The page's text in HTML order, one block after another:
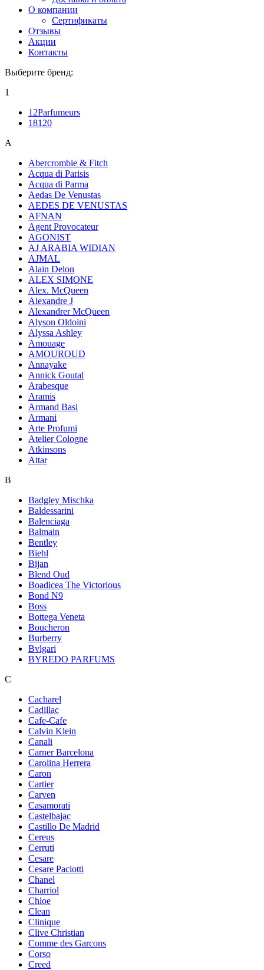
О компании
Сертификаты
Отзывы
Акции
Контакты
Выберите бренд:
1
12Parfumeurs
18120
A
Abercrombie & Fitch
Acqua di Parisis
Acqua di Parma
Aedas De Venustas
AEDES DE VENUSTAS
AFNAN
Agent Provocateur
AGONIST
AJ ARABIA WIDIAN
AJMAL
Alain Delon
ALEX SIMONE
Alex. McQueen
Alexandre J
Alexandrer McQueen
Alyson Oldoini
Alyssa Ashley
Amouage
AMOUROUD
Annayake
Annick Goutal
Arabesque
Aramis
Armand Basi
Armani
Arte Profumi
Atelier Cologne
Atkinsons
Attar
B
Badgley Mischka
Baldessarini
Balenciaga
Balmain
Bentley
Biehl
Bijan
Blend Oud
Boadicea The Victorious
Bond N9
Boss
Bottega Veneta
Boucheron
Burberry
Bvlgari
BYREDO PARFUMS
C
Cacharel
Cadillac
Cafe-Cafe
Calvin Klein
Canali
Carner Barcelona
Carolina Herrera
Caron
Cartier
Carven
Casamorati
Castelbajac
Castillo De Madrid
Cereus
Cerruti
Cesare
Cesare Paciotti
Chanel
Charriol
Chloe
Clean
Clinique
Clive Christian
Comme des Garcons
Corso
Creed